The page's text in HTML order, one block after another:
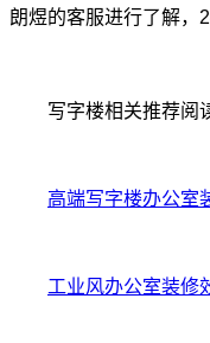
朗煜的客服进行了解，
写字楼相关推荐阅读
高端写字楼办公室
工业风办公室装修